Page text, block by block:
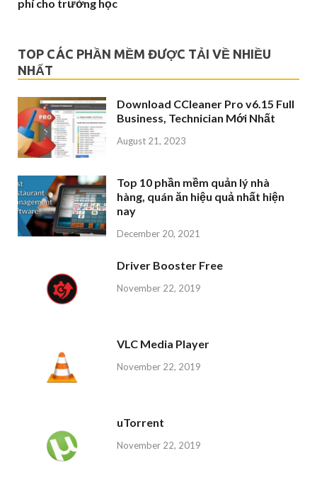
phí cho trường học
TOP CÁC PHẦN MỀM ĐƯỢC TẢI VỀ NHIỀU
NHẤT
Download CCleaner Pro v6.15 Full
Business, Technician Mới Nhất
August 21, 2023
Top 10 phần mềm quản lý nhà
hàng, quán ăn hiệu quả nhất hiện
nay
December 20, 2021
Driver Booster Free
November 22, 2019
VLC Media Player
November 22, 2019
uTorrent
November 22, 2019